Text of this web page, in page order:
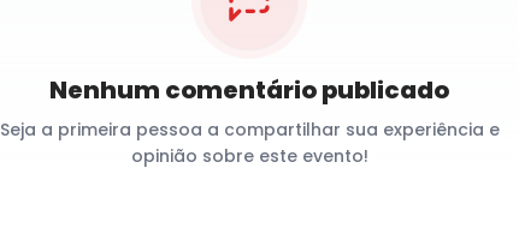
Nenhum comentário publicado
Seja a primeira pessoa a compartilhar sua experiência e
opinião sobre este evento!